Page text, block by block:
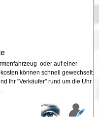
oder auf einer
können schnell gewechselt
Ihr "Verkäufer" rund um die Uhr